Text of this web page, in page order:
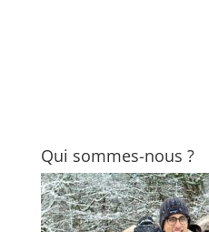
Qui sommes-nous ?